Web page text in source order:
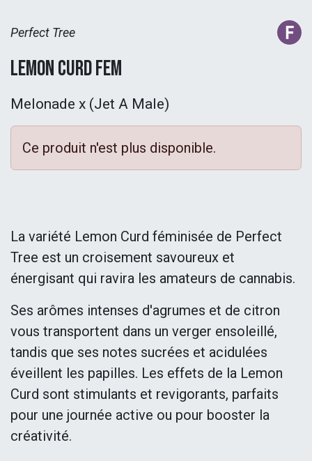
Perfect Tree
Lemon Curd Fem
Melonade x (Jet A Male)
Ce produit n'est plus disponible.
La variété Lemon Curd féminisée de Perfect
Tree est un croisement savoureux et
énergisant qui ravira les amateurs de cannabis.
Ses arômes intenses d'agrumes et de citron
vous transportent dans un verger ensoleillé,
tandis que ses notes sucrées et acidulées
éveillent les papilles. Les effets de la Lemon
Curd sont stimulants et revigorants, parfaits
pour une journée active ou pour booster la
créativité.